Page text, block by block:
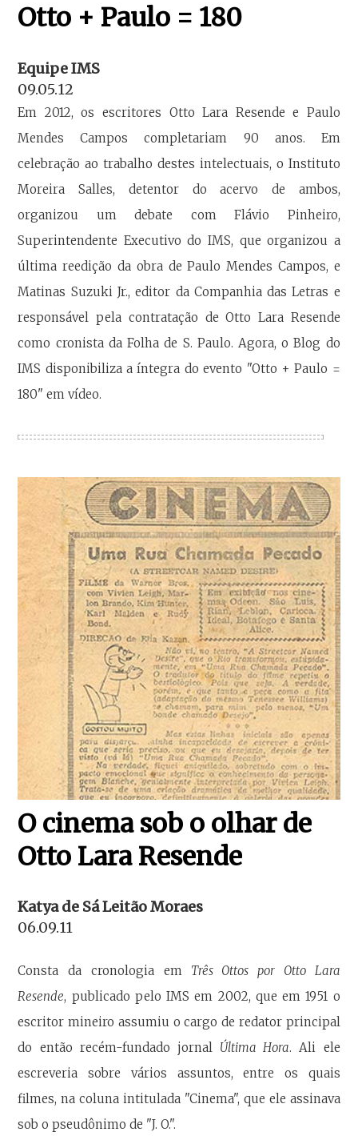
Otto + Paulo = 180
Equipe IMS
09.05.12
Em 2012, os escritores Otto Lara Resende e Paulo
Mendes Campos completariam 90 anos. Em
celebração ao trabalho destes intelectuais, o Instituto
Moreira Salles, detentor do acervo de ambos,
organizou um debate com Flávio Pinheiro,
Superintendente Executivo do IMS, que organizou a
última reedição da obra de Paulo Mendes Campos, e
Matinas Suzuki Jr., editor da Companhia das Letras e
responsável pela contratação de Otto Lara Resende
como cronista da Folha de S. Paulo. Agora, o Blog do
IMS disponibiliza a íntegra do evento "Otto + Paulo =
180" em vídeo.
O cinema sob o olhar de
Otto Lara Resende
Katya de Sá Leitão Moraes
06.09.11
Consta da cronologia emTrês Ottos por Otto Lara
Resende, publicado pelo IMS em 2002, que em 1951 o
escritor mineiro assumiu o cargo de redator principal
do então recém-fundado jornal Última Hora. Ali ele
escreveria sobre vários assuntos, entre os quais
filmes, na coluna intitulada "Cinema", que ele assinava
sob o pseudônimo de "J. O.".